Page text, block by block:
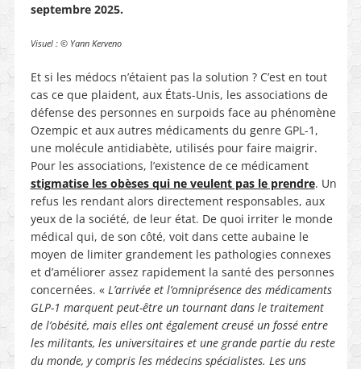
septembre 2025.
Visuel : © Yann Kerveno
Et si les médocs n’étaient pas la solution ? C’est en tout
cas ce que plaident, aux États-Unis, les associations de
défense des personnes en surpoids face au phénomène
Ozempic et aux autres médicaments du genre GPL-1,
une molécule antidiabète, utilisés pour faire maigrir.
Pour les associations, l’existence de ce médicament
stigmatise les obèses qui ne veulent pas le prendre. Un
refus les rendant alors directement responsables, aux
yeux de la société, de leur état. De quoi irriter le monde
médical qui, de son côté, voit dans cette aubaine le
moyen de limiter grandement les pathologies connexes
et d’améliorer assez rapidement la santé des personnes
concernées. « L’arrivée et l’omniprésence des médicaments
GLP-1 marquent peut-être un tournant dans le traitement
de l’obésité, mais elles ont également creusé un fossé entre
les militants, les universitaires et une grande partie du reste
du monde, y compris les médecins spécialistes. Les uns